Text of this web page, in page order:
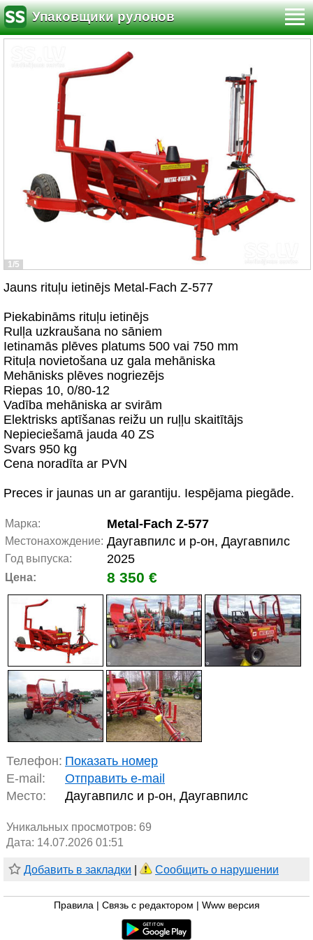
Упаковщики рулонов
1/5
Jauns rituļu ietinējs Metal-Fach Z-577
Piekabināms rituļu ietinējs
Rulļa uzkraušana no sāniem
Ietinamās plēves platums 500 vai 750 mm
Rituļa novietošana uz gala mehāniska
Mehānisks plēves nogriezējs
Riepas 10, 0/80-12
Vadība mehāniska ar svirām
Elektrisks aptīšanas reižu un ruļļu skaitītājs
Nepieciešamā jauda 40 ZS
Svars 950 kg
Cena noradīta ar PVN
Preces ir jaunas un ar garantiju. Iespējama piegāde.
Марка: Metal-Fach Z-577
Местонахождение: Даугавпилс и р-он, Даугавпилс
Год выпуска: 2025
Цена: 8 350 €
Телефон: Показать номер
E-mail:
Отправить e-mail
Место:
Даугавпилс и р-он, Даугавпилс
Уникальных просмотров: 69
Дата: 14.07.2026 01:51
Добавить в закладки Сообщить о нарушении
Правила Связь с редактором Www версия